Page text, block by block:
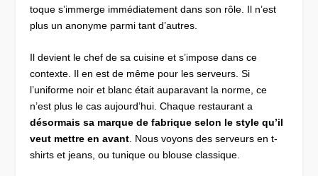
toque s’immerge immédiatement dans son rôle. Il n’est
plus un anonyme parmi tant d’autres.
Il devient le chef de sa cuisine et s’impose dans ce
contexte. Il en est de même pour les serveurs. Si
l’uniforme noir et blanc était auparavant la norme, ce
n’est plus le cas aujourd’hui. Chaque restaurant a
désormais sa marque de fabrique selon le style qu’il
veut mettre en avant. Nous voyons des serveurs en t-
shirts et jeans, ou tunique ou blouse classique.